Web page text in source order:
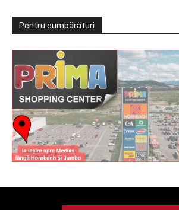
Pentru cumpărături